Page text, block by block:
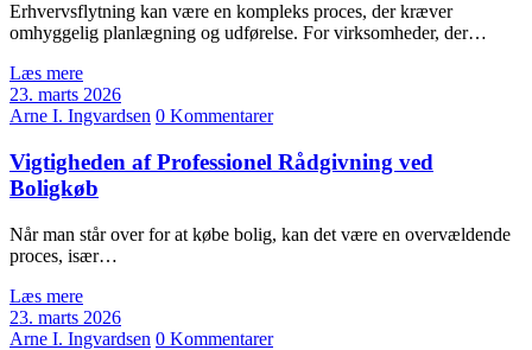
Erhvervsflytning kan være en kompleks proces, der kræver
omhyggelig planlægning og udførelse. For virksomheder, der…
Læs mere
23. marts 2026
Arne I. Ingvardsen 0 Kommentarer
Vigtigheden af Professionel Rådgivning ved
Boligkøb
Når man står over for at købe bolig, kan det være en overvældende
proces, især…
Læs mere
23. marts 2026
Arne I. Ingvardsen 0 Kommentarer